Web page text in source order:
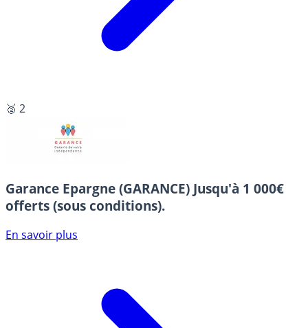
🥈 2
Garance Epargne (GARANCE) Jusqu'à 1 000€
offerts (sous conditions).
En savoir plus